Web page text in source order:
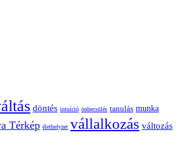
döntés intuíció önbecsülés tanulás munka
Térkép élethelyzet vállalkozás változás